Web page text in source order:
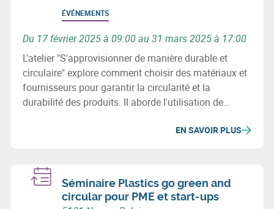
ÉVÉNEMENTS
Du 17 février 2025 à 09:00 au 31 mars 2025 à 17:00
L'atelier "S'approvisionner de manière durable et
circulaire" explore comment choisir des matériaux et
fournisseurs pour garantir la circularité et la
durabilité des produits. Il aborde l'utilisation de
sociaux, et la révision des processus d'achats pour
EN SAVOIR PLUS
Séminaire Plastics go green and
circular pour PME et start-ups